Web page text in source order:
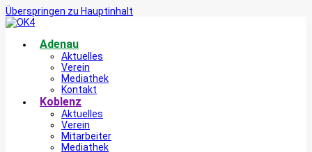
Überspringen zu Hauptinhalt
Adenau
Aktuelles
Verein
Mediathek
Kontakt
Koblenz
Aktuelles
Verein
Mitarbeiter
Mediathek